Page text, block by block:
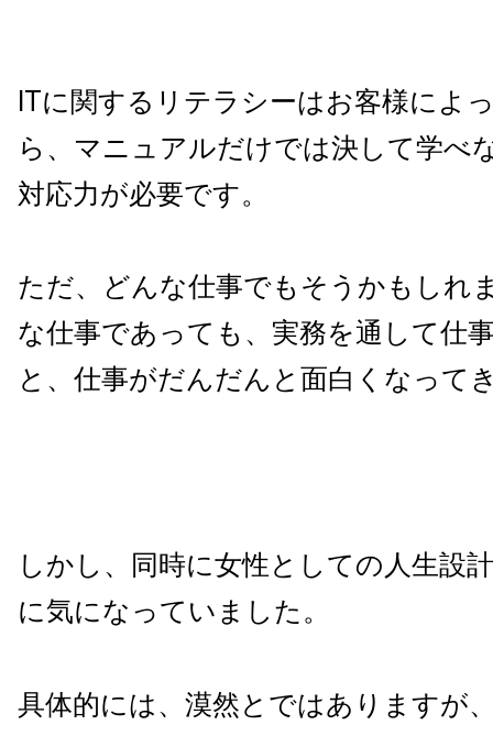
ITに関するリテラシーはお客様によ
ら、 マニュアルだけでは決して学べ
対応力が必要です。
ただ、どんな仕事でもそうかもしれ
な仕事であっても、実務を通して仕
と、仕事がだんだんと面白くなって
しかし、同時に女性としての人生設
に気になっていました。
具体的には、漠然とではありますが